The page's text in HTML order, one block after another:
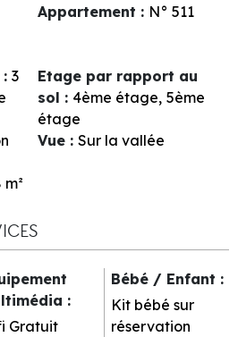
Appartement : N° 511
: 3
Etage par rapport au
sol : 4ème étage 5ème
étage
Vue : Sur la vallée
m²
:
Gratuit
Bébé / Enfant :
Kit bébé sur
réservation